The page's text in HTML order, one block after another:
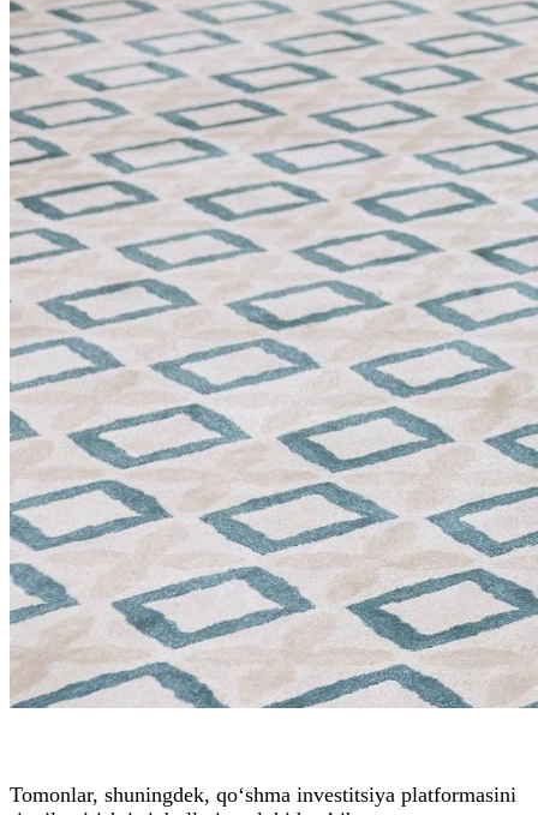
Tomonlar, shuningdek, qo‘shma investitsiya platformasini